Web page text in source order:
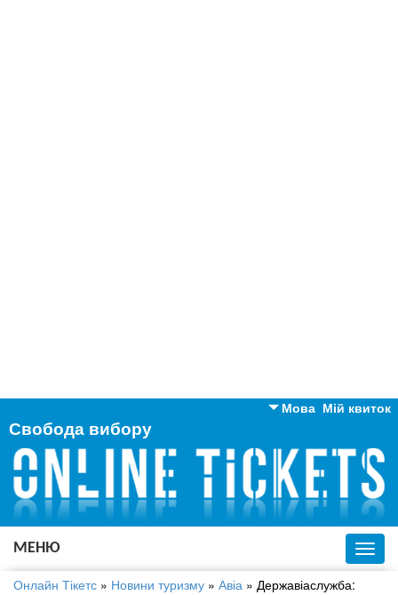
Мій квиток
Мова
Англійська
Російська
Українська
Свобода вибору
МЕНЮ
Онлайн Тікетс » Новини туризму » Авіа » Державіаслужба: